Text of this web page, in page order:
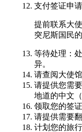
支付签证申
提前联系大
突尼斯国民
等待处理：
异。
请查阅大使
请提供您需
地道的中文（
领取您的签
请提供需要
计划您的旅